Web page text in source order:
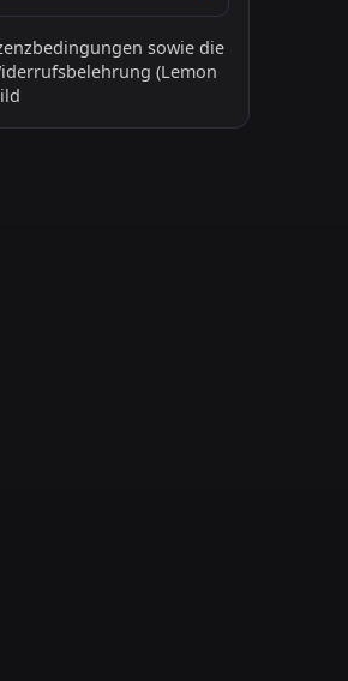
sowie die
(Lemon